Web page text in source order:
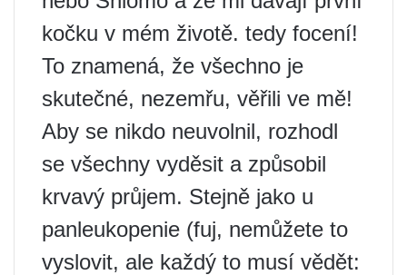
kočku v mém životě. tedy focení!
To znamená, že všechno je
skutečné, nezemřu, věřili ve mě!
Aby se nikdo neuvolnil, rozhodl
se všechny vyděsit a způsobil
krvavý průjem. Stejně jako u
panleukopenie (fuj, nemůžete to
vyslovit, ale každý to musí vědět: